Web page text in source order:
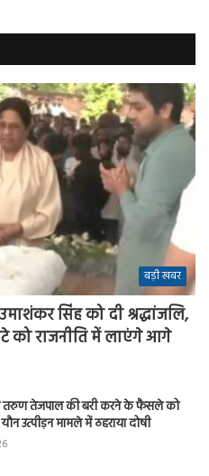
बड़ी खबर
सिंह को दी श्रद्धांजलि,
को राजनीति में लाएंगे आगे
ने तरुण तेजपाल की बरी करने के फैसले को
उत्पीड़न मामले में ठहराया दोषी